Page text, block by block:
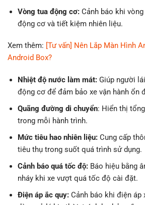
Vòng tua động cơ:Cảnh báo khi
động cơ và tiết kiệm nhiên liệu.
Xem thêm: [Tư vấn] Nên Lắp Màn Hình
Android Box?
Nhiệt độ nước làm mát: Giúp người
động cơ để đảm bảo xe vận hành ổn
Quãng đường di chuyển: Hiển thị
trong mỗi hành trình.
Mức tiêu hao nhiên liệu:Cung cấp
tiêu thụ trong suốt quá trình sử dụng.
Cảnh báo quá tốc độ:Báo hiệu bằng
nháy khi xe vượt quá tốc độ cài đặt.
Điện áp ắc quy: Cảnh báo khi điện áp